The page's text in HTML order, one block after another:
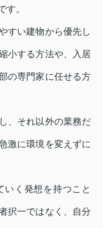
す。
すい建物から優先し
小する方法や、入居
の専門家に任せる方
、それ以外の業務だ
激に環境を変えずに
いく発想を持つこと
択一ではなく、自分